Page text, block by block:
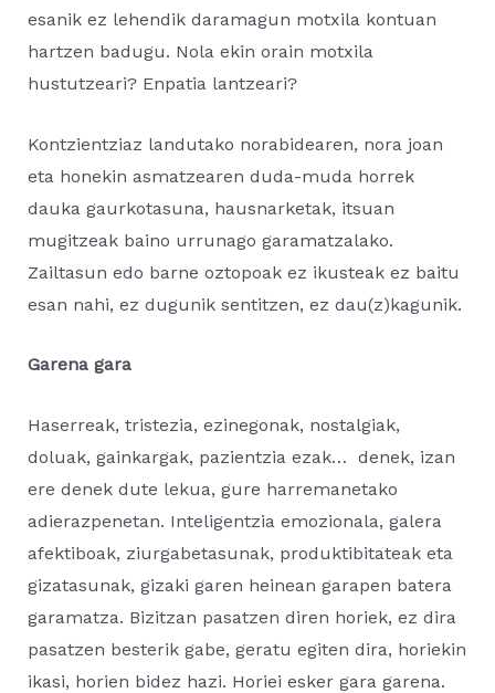
esanik ez lehendik daramagun motxila kontuan
hartzen badugu. Nola ekin orain motxila
hustutzeari? Enpatia lantzeari?
Kontzientziaz landutako norabidearen, nora joan
eta honekin asmatzearen duda-muda horrek
dauka gaurkotasuna, hausnarketak, itsuan
mugitzeak baino urrunago garamatzalako.
Zailtasun edo barne oztopoak ez ikusteak ez baitu
esan nahi, ez dugunik sentitzen, ez dau(z)kagunik.
Garena gara
Haserreak, tristezia, ezinegonak, nostalgiak,
doluak, gainkargak, pazientzia ezak… denek, izan
ere denek dute lekua, gure harremanetako
adierazpenetan. Inteligentzia emozionala, galera
afektiboak, ziurgabetasunak, produktibitateak eta
gizatasunak, gizaki garen heinean garapen batera
garamatza. Bizitzan pasatzen diren horiek, ez dira
pasatzen besterik gabe, geratu egiten dira, horiekin
ikasi, horien bidez hazi. Horiei esker gara garena.